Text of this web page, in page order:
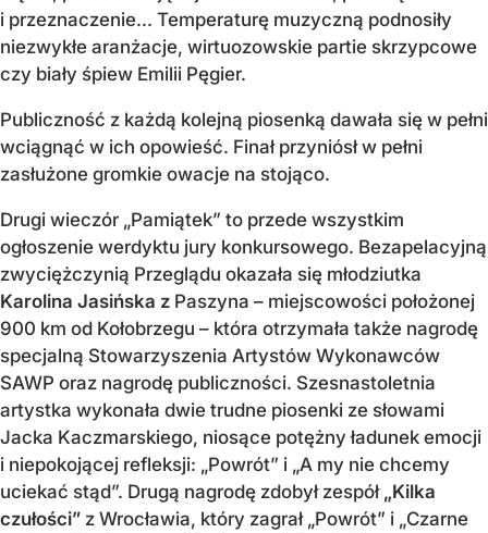
i przeznaczenie... Temperaturę muzyczną podnosiły
niezwykłe aranżacje, wirtuozowskie partie skrzypcowe
czy biały śpiew Emilii Pęgier.
Publiczność z każdą kolejną piosenką dawała się w pełni
wciągnąć w ich opowieść. Finał przyniósł w pełni
zasłużone gromkie owacje na stojąco.
Drugi wieczór „Pamiątek” to przede wszystkim
ogłoszenie werdyktu jury konkursowego. Bezapelacyjną
zwyciężczynią Przeglądu okazała się młodziutka
Karolina Jasińska z Paszyna – miejscowości położonej
900 km od Kołobrzegu – która otrzymała także nagrodę
specjalną Stowarzyszenia Artystów Wykonawców
SAWP oraz nagrodę publiczności. Szesnastoletnia
artystka wykonała dwie trudne piosenki ze słowami
Jacka Kaczmarskiego, niosące potężny ładunek emocji
i niepokojącej refleksji: „Powrót” i „A my nie chcemy
uciekać stąd”. Drugą nagrodę zdobył zespół „Kilka
czułości” z Wrocławia, który zagrał „Powrót” i „Czarne